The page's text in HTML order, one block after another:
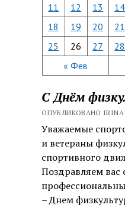
« Фев
11
12 13 14
18
19 20 21
25
26 27 28
С Днём
ОПУБЛИКОВАНО IRINA
Уважаемые
и ветераны
спортивного
Поздравляем вас
– Днем